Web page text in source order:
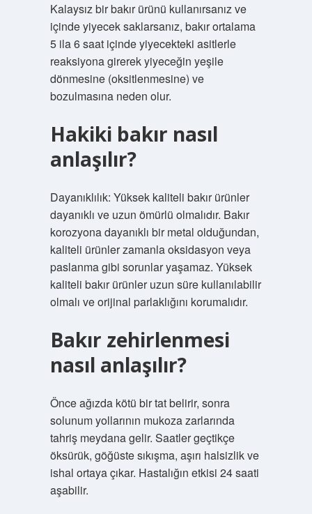
Kalaysız bir bakır ürünü kullanırsanız ve
içinde yiyecek saklarsanız, bakır ortalama
5 ila 6 saat içinde yiyecekteki asitlerle
reaksiyona girerek yiyeceğin yeşile
dönmesine (oksitlenmesine) ve
bozulmasına neden olur.
Hakiki bakır nasıl
anlaşılır?
Dayanıklılık: Yüksek kaliteli bakır ürünler
dayanıklı ve uzun ömürlü olmalıdır. Bakır
korozyona dayanıklı bir metal olduğundan,
kaliteli ürünler zamanla oksidasyon veya
paslanma gibi sorunlar yaşamaz. Yüksek
kaliteli bakır ürünler uzun süre kullanılabilir
olmalı ve orijinal parlaklığını korumalıdır.
Bakır zehirlenmesi
nasıl anlaşılır?
Önce ağızda kötü bir tat belirir, sonra
solunum yollarının mukoza zarlarında
tahriş meydana gelir. Saatler geçtikçe
öksürük, göğüste sıkışma, aşırı halsizlik ve
ishal ortaya çıkar. Hastalığın etkisi 24 saati
aşabilir.